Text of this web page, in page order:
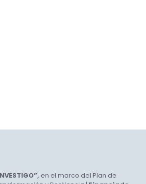
en el marco del Plan de